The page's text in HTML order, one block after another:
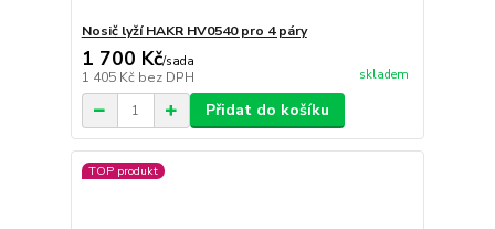
Nosič lyží HAKR HV0540 pro 4 páry
1 700 Kč/sada
1 405 Kč bez DPH skladem
Přidat do košíku
TOP produkt